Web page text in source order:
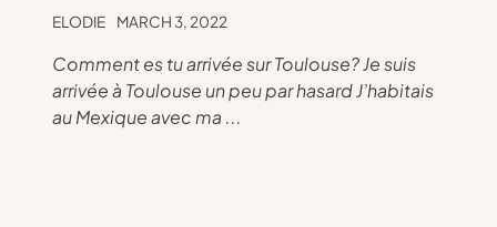
ELODIE MARCH 3, 2022
Comment es tu arrivée sur Toulouse? Je suis
arrivée à Toulouse un peu par hasard J’habitais
au Mexique avec ma ...